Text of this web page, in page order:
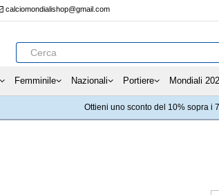
calciomondialishop@gmail.com
Femminile Nazionali Portiere Mondiali
Ottieni uno sconto del 10% sopra i